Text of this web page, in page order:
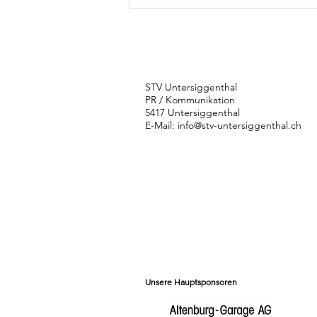
Rhönrad-Duo
STV Untersiggenthal
PR / Kommunikation
5417 Untersiggenthal
E-Mail: info@stv-untersiggenthal.ch
Unsere Hauptsponsoren